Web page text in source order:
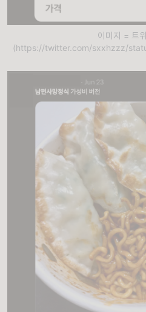
이미지 = 트
(https://twitter.com/sxxhzzz/